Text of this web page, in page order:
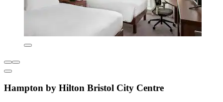
Hampton by Hilton Bristol City Centre